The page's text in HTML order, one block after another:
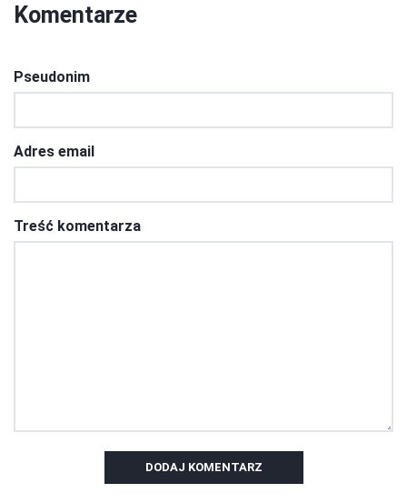
Komentarze
Pseudonim
Adres email
Treść komentarza
DODAJ KOMENTARZ